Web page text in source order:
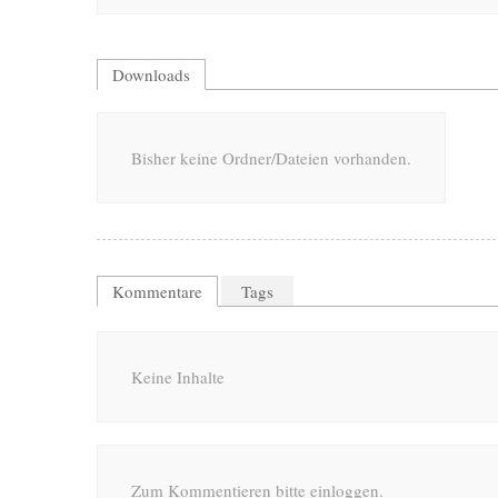
Downloads
Bisher keine Ordner/Dateien vorhanden.
Kommentare Tags
Keine Inhalte
Zum Kommentieren bitte einloggen.